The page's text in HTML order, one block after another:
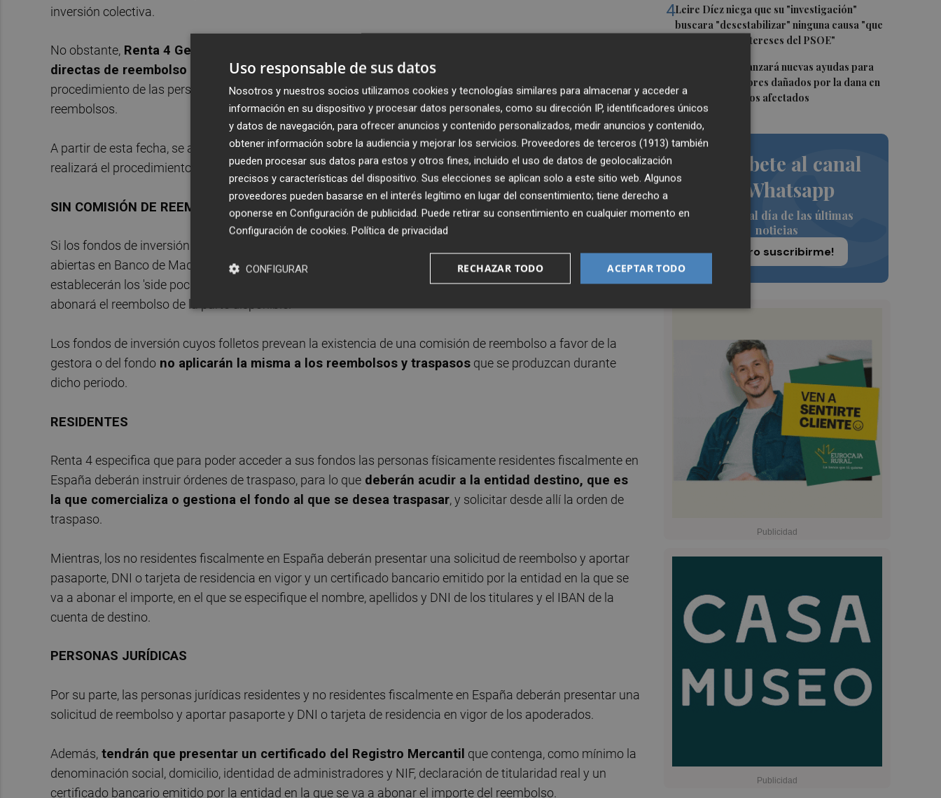
4Leire Díez niega que su "investigación"
buscara "desestabilizar" ninguna causa "que
afectara a los intereses del PSOE"
La Generalitat lanzará nuevas ayudas para
reparar ascensores dañados por la dana en
todos los edificios afectados
Suscríbete al canal
de Whatsapp
Siempre al día de las últimas
noticias
¡Quiero suscribirme!
inversión colectiva.
No obstante, Renta 4 Gestora valorará junto con la CNMV la posibilidad de tramitar órdenes
directas de reembolso de personas físicas residentes fiscalmente en España
procedimiento de las personas físicas no residentes una vez finalizado el primer y segundo ciclo de
reembolsos.
A partir de esta fecha, se aplicará a los reembolsos el valor liquidativo diario conforme a su folleto y se
realizará el procedimiento habitual de traspasos y reembolsos.
SIN COMISIÓN DE REEMBOLSO
Si los fondos de inversión no hubieran recibido el saldo líquido que actualmente se mantiene en cuentas
abiertas en Banco de Madrid antes del próximo 8 de julio (cálculo del primer valor liquidativo aplicable), se
establecerán los 'side pockets' (compartimento de propósito especial) para separar la parte ilíquida y se
abonará el reembolso de la parte disponible.
Los fondos de inversión cuyos folletos prevean la existencia de una comisión de reembolso a favor de la
gestora o del fondo no aplicarán la misma a los reembolsos y traspasos que se produzcan durante
dicho periodo.
RESIDENTES
Renta 4 especifica que para poder acceder a sus fondos las personas físicamente residentes fiscalmente en
España deberán instruir órdenes de traspaso, para lo que deberán acudir a la entidad destino, que es
la que comercializa o gestiona el fondo al que se desea traspasar, y solicitar desde allí la orden de
traspaso.
Mientras, los no residentes fiscalmente en España deberán presentar una solicitud de reembolso y aportar
pasaporte, DNI o tarjeta de residencia en vigor y un certificado bancario emitido por la entidad en la que se
va a abonar el importe, en el que se especifique el nombre, apellidos y DNI de los titulares y el IBAN de la
cuenta de destino.
PERSONAS JURÍDICAS
Por su parte, las personas jurídicas residentes y no residentes fiscalmente en España deberán presentar una
solicitud de reembolso y aportar pasaporte y DNI o tarjeta de residencia en vigor de los apoderados.
Además, tendrán que presentar un certificado del Registro Mercantil que contenga, como mínimo la
denominación social, domicilio, identidad de administradores y NIF, declaración de titularidad real y un
certificado bancario emitido por la entidad en la que se va a abonar el importe del reembolso.
Uso responsable de sus datos
Nosotros y nuestros socios utilizamos cookies y tecnologías similares para almacenar y acceder a
información en su dispositivo y procesar datos personales, como su dirección IP, identificadores únicos
y datos de navegación, para ofrecer anuncios y contenido personalizados, medir anuncios y contenido,
obtener información sobre la audiencia y mejorar los servicios. Proveedores de terceros (1913) también
pueden procesar sus datos para estos y otros fines, incluido el uso de datos de geolocalización
precisos y características del dispositivo. Sus elecciones se aplican solo a este sitio web. Algunos
proveedores pueden basarse en el interés legítimo en lugar del consentimiento; tiene derecho a
oponerse en Configuración de publicidad. Puede retirar su consentimiento en cualquier momento en
Configuración de cookies. Política de privacidad
ACEPTAR TODO
RECHAZAR TODO
CONFIGURAR